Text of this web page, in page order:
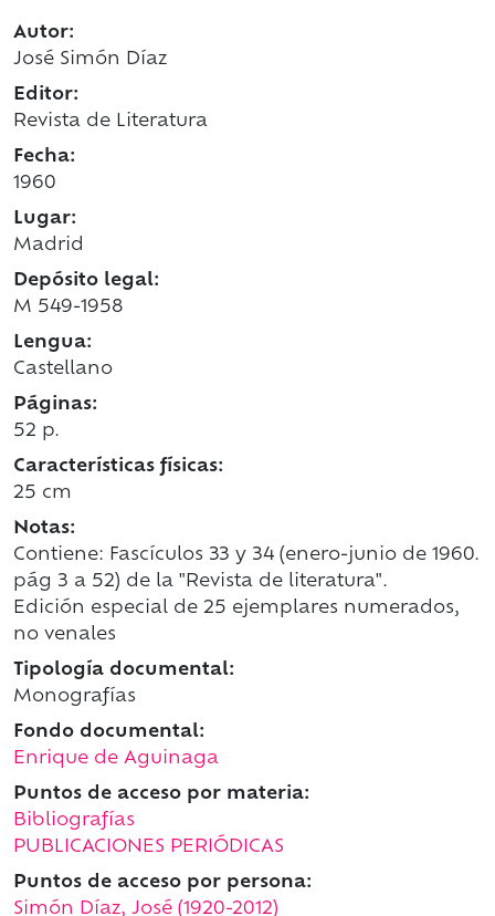
Autor:
José Simón Díaz
Editor:
Revista de Literatura
Fecha:
1960
Lugar:
Madrid
Depósito legal:
M 549-1958
Lengua:
Castellano
Páginas:
52 p.
Características físicas:
25 cm
Notas:
Contiene: Fascículos 33 y 34 (enero-junio de 1960.
pág 3 a 52) de la "Revista de literatura".
Edición especial de 25 ejemplares numerados,
no venales
Tipología documental:
Monografías
Fondo documental:
Enrique de Aguinaga
Puntos de acceso por materia:
Bibliografías
PUBLICACIONES PERIÓDICAS
Puntos de acceso por persona:
Simón Díaz, José (1920-2012)